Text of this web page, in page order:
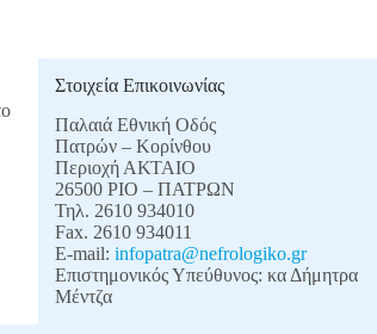
Στοιχεία Επικοινωνίας
Παλαιά Εθνική Οδός
Πατρών – Κορίνθου
Περιοχή ΑΚΤΑΙΟ
26500 ΡΙΟ – ΠΑΤΡΩΝ
Τηλ. 2610 934010
Fax. 2610 934011
E-mail:infopatra@nefrologiko.gr
Επιστημονικός Υπεύθυνος: κα Δήμητρα
Μέντζα